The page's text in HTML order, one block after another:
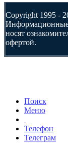
Copyright 1995 -
Информационные
носят
офертой.
Поиск
Меню
Телефон
Телеграм